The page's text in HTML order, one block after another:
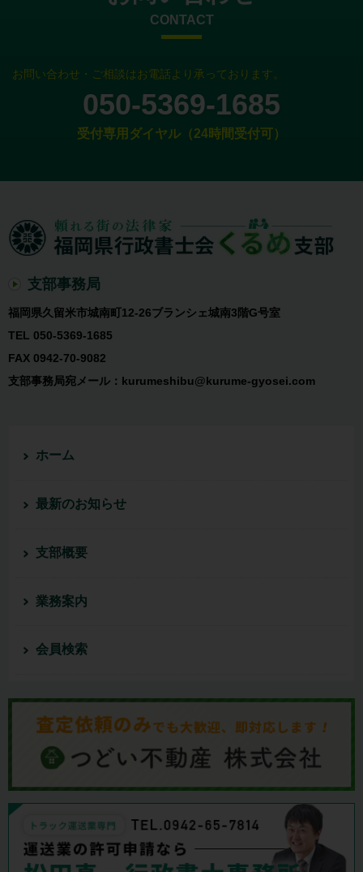
CONTACT
お問い合わせ・ご相談はお電話より承っております。
050-5369-1685
受付専用ダイヤル（24時間受付可）
支部事務局
福岡県久留米市城南町12-26ブランシェ城南3階G号室
TEL 050-5369-1685
FAX 0942-70-9082
支部事務局宛メール：kurumeshibu@kurume-gyosei.com
ホーム
最新のお知らせ
支部概要
業務案内
会員検索